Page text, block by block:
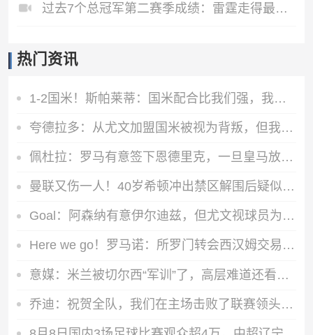
过去7个总冠军第二赛季成绩：雷霆走得最远&湖人最短首轮出局
热门资讯
1-2国米！斯帕莱蒂：国米配合比我们强，我们球员很棒 整体是关键
夸德拉多：从尤文加盟国米被视为背叛，但我失业必须寻找其他选择
佩杜拉：罗马有意签下恩德里克，一旦皇马放行将直接加入争夺战
曼联又伤一人！40岁希顿冲出禁区解围后疑似拉伤，被换下
Goal：阿森纳有意伊尔迪兹，但尤文视球员为非卖品，除非天价购买
Here we go！罗马诺：所罗门转会西汉姆交易达成，总价达700万镑
意媒：米兰被切尔西“军训”了，高层难道还看不出阵容短板？
乔迪：祝贺全队，我们在主场击败了联赛领头羊，顺利拿下宝贵三分